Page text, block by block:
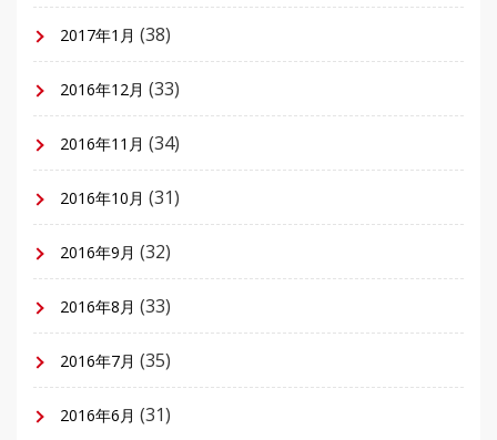
2017年1月 (38)
2016年12月 (33)
2016年11月 (34)
2016年10月 (31)
2016年9月 (32)
2016年8月 (33)
2016年7月 (35)
2016年6月 (31)